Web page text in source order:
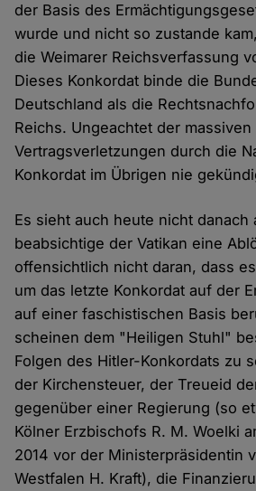
der Basis des
wurde und nicht so zustande
die Weimarer Reichsverfassung
Dieses Konkordat binde die
Deutschland als die
Reichs. Ungeachtet der massiven
Vertragsverletzungen durch die
Konkordat im Übrigen nie
Es sieht auch heute nicht danach
beabsichtige der Vatikan eine
offensichtlich nicht daran, dass
um das letzte Konkordat auf der
auf einer faschistischen Basis
scheinen dem "Heiligen Stuhl"
Folgen des Hitler-Konkordats zu
der Kirchensteuer, der Treueid
gegenüber einer Regierung (so
Kölner Erzbischofs R. M. Woelki
2014 vor der Ministerpräsidentin
Westfalen H. Kraft), die